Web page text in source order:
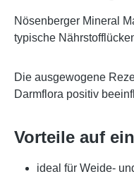
Nösenberger Mineral
typische
Die ausgewogene
Darmflora positiv
Vorteile auf
ideal für Weide-